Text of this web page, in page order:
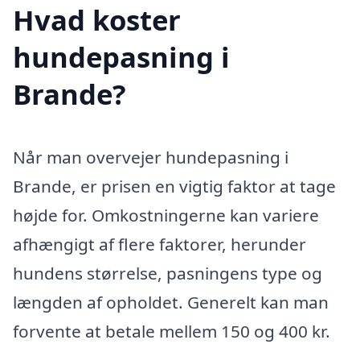
Hvad koster
hundepasning i
Brande?
Når man overvejer hundepasning i
Brande, er prisen en vigtig faktor at tage
højde for. Omkostningerne kan variere
afhængigt af flere faktorer, herunder
hundens størrelse, pasningens type og
længden af opholdet. Generelt kan man
forvente at betale mellem 150 og 400 kr.